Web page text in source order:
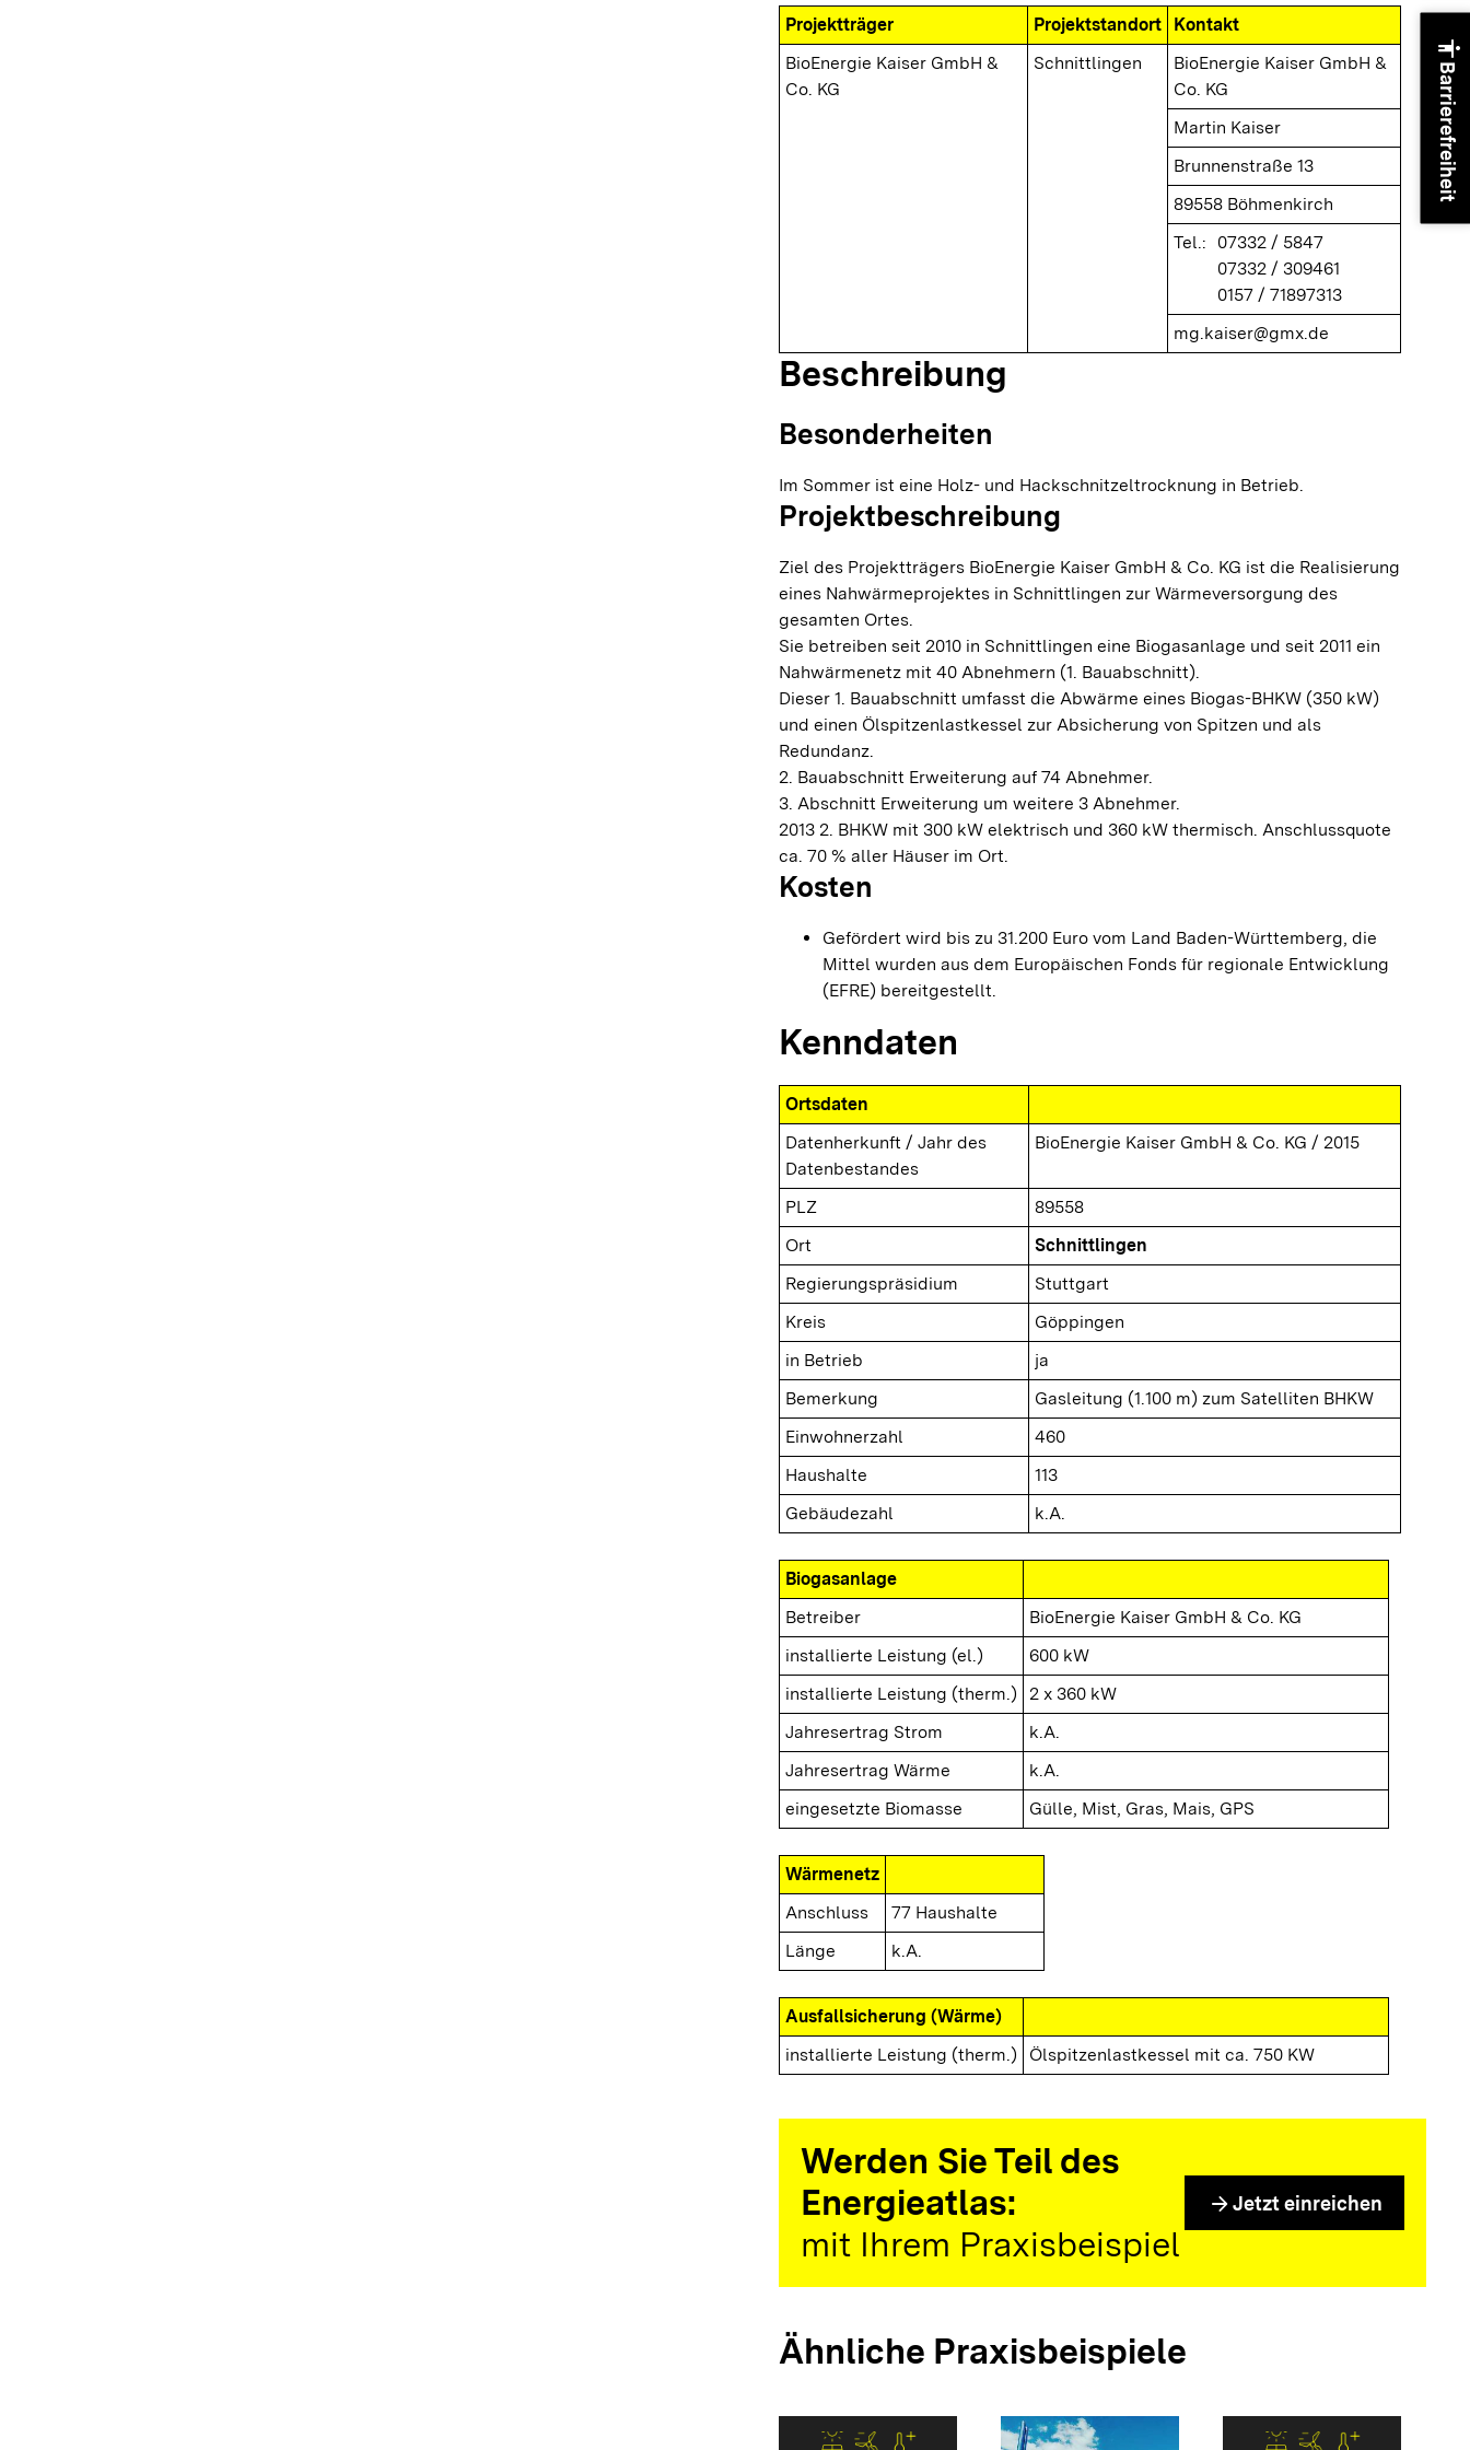
Projektträger Projektstandort
Kontakt
BioEnergie Kaiser GmbH &
Co. KG
Schnittlingen
BioEnergie Kaiser GmbH &
Co. KG
Martin Kaiser
Brunnenstraße 13
89558 Böhmenkirch
Tel.:
07332 / 5847
07332 / 309461
0157 / 71897313
mg.kaiser@gmx.de
Beschreibung
Besonderheiten
Im Sommer ist eine Holz- und Hackschnitzeltrocknung in Betrieb.
Projektbeschreibung
Ziel des Projektträgers BioEnergie Kaiser GmbH & Co. KG ist die Realisierung
eines Nahwärmeprojektes in Schnittlingen zur Wärmeversorgung des
gesamten Ortes.
Sie betreiben seit 2010 in Schnittlingen eine Biogasanlage und seit 2011 ein
Nahwärmenetz mit 40 Abnehmern (1. Bauabschnitt).
Dieser 1. Bauabschnitt umfasst die Abwärme eines Biogas-BHKW (350 kW)
und einen Ölspitzenlastkessel zur Absicherung von Spitzen und als
Redundanz.
2. Bauabschnitt Erweiterung auf 74 Abnehmer.
3. Abschnitt Erweiterung um weitere 3 Abnehmer.
2013 2. BHKW mit 300 kW elektrisch und 360 kW thermisch. Anschlussquote
ca. 70 % aller Häuser im Ort.
Kosten
Gefördert wird bis zu 31.200 Euro vom Land Baden-Württemberg, die
Mittel wurden aus dem Europäischen Fonds für regionale Entwicklung
(EFRE) bereitgestellt.
Kenndaten
Ortsdaten
Datenherkunft / Jahr des
Datenbestandes
BioEnergie Kaiser GmbH & Co. KG / 2015
PLZ
89558
Ort
Schnittlingen
Regierungspräsidium
Stuttgart
Kreis
Göppingen
in Betrieb
ja
Bemerkung
Gasleitung (1.100 m) zum Satelliten BHKW
Einwohnerzahl
460
Haushalte
113
Gebäudezahl
k.A.
Biogasanlage
Betreiber
BioEnergie Kaiser GmbH & Co. KG
installierte Leistung (el.)
600 kW
installierte Leistung (therm.)
2 x 360 kW
Jahresertrag Strom
k.A.
Jahresertrag Wärme
k.A.
eingesetzte Biomasse
Gülle, Mist, Gras, Mais, GPS
Wärmenetz
Anschluss
77 Haushalte
Länge
k.A.
Ausfallsicherung (Wärme)
installierte Leistung (therm.)
Ölspitzenlastkessel mit ca. 750 KW
Werden Sie Teil des
Energieatlas:
mit Ihrem Praxisbeispiel
arrow_forward Jetzt einreichen
Ähnliche Praxisbeispiele
accessibility
Barrierefreiheit